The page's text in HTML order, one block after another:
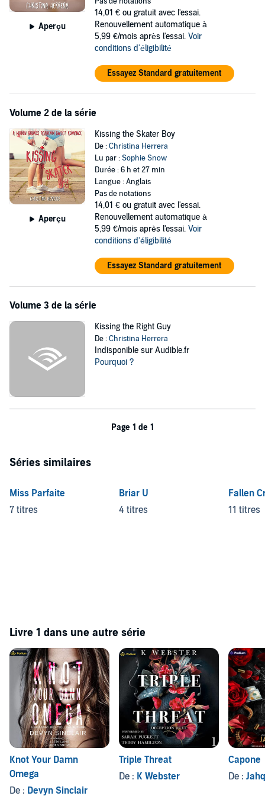
Aperçu
14,01 € ou gratuit avec l'essai.
Renouvellement automatique à
5,99 €/mois après l'essai. Voir
conditions d'éligibilité
Essayez Standard gratuitement
Volume 2 de la série
Aperçu
Kissing the Skater Boy
De :Christina Herrera
Lu par :Sophie Snow
Durée : 6 h et 27 min
Langue : Anglais
Pas de notations
14,01 € ou gratuit avec l'essai.
Renouvellement automatique à
5,99 €/mois après l'essai. Voir
conditions d'éligibilité
Essayez Standard gratuitement
Volume 3 de la série
Kissing the Right Guy
De :Christina Herrera
Indisponible sur Audible.fr
Pourquoi ?
Page 1 de 1
Séries similaires
Miss Parfaite
7 titres
Briar U
4 titres
Fallen
11 titres
Livre 1 dans une autre série
Knot Your Damn
Omega
De : Devyn Sinclair
Triple Threat
De : K Webster
Capone
De :